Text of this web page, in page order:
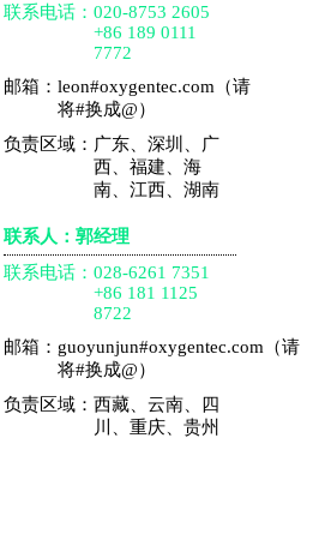
联系电话： 020-8753 2605
+86 189 0111
7772
邮箱： leon#oxygentec.com（请
将#换成@）
负责区域： 广东、深圳、广
西、福建、海
南、江西、湖南
联系人：郭经理
联系电话： 028-6261 7351
+86 181 1125
8722
邮箱： guoyunjun#oxygentec.com（请
将#换成@）
负责区域： 西藏、云南、四
川、重庆、贵州